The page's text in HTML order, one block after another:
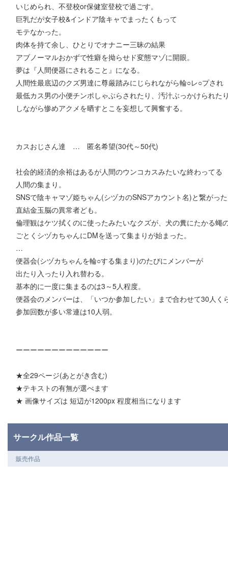
いじめられ、不登校or保健室登校で過ごす。
巨乳だが女子校&インドア陰キャでまったくもって
モテなかった。
肉体を持て余し、ひとりでオナニー三昧の結果
アブノーマルおかずで性癖を拗らせド変態マゾに開眼。
夢は『人間便器にされること』になる。
人間性最底辺のクズ男達に尊厳踏みにじられながら輪○レ○プされ
最低カス男の小便チンポしゃぶらされたり、汚汁ぶっかけられた
しながら惨めアクメを晒すとこを妄想して興奮する。
カスおじさん達 … 匿名希望(30代～50代)
社会的経済的余裕はあるが人間のウンコカスみたいな終わってる
人間の集まり。
SNSで陰キャマゾ姫ちゃん(シヅカのSNSアカウント名)と繋がった
直結金玉脳の異常者ども。
倫理観はケツ拭くのに使ったみたいなクズが、犬の糞にたかる蠅
ごとくシヅカちゃんにDMを送って集まりが始まった。
…
便器会(シヅカちゃんを輪○する集まり)のたびにメンバーが
出たり入ったり入れ替わる。
基本的に一度に集まるのは3～5人程度。
便器会のメンバーは、「いつか参加したい」まで合わせて30人く
参加回数が多い常連は10人弱。
ーーーーーーーーーーーーー
★全29ページ(あとがき含む)
★テキストの有無が選べます
★ 画像サイズは 短辺が1200px 程度相当になります
サークル作品一覧
販売作品